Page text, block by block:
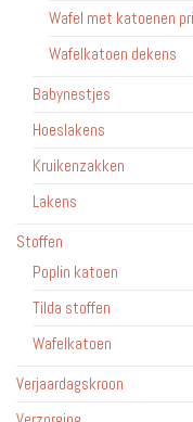
Wafel met katoenen
Wafelkatoen dekens
Babynestjes
Hoeslakens
Kruikenzakken
Lakens
Stoffen
Poplin katoen
Tilda stoffen
Wafelkatoen
Verjaardagskroon